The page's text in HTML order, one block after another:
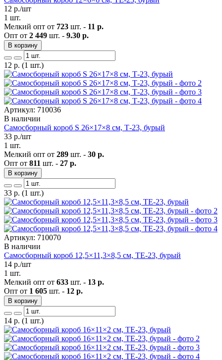
12 р./шт
1 шт.
Мелкий опт от 723 шт. - 11 р.
Опт от 2 449 шт. - 9.30 р.
В корзину
12 р. (1 шт.)
Артикул: 710036
В наличии
Самосборный короб S 26×17×8 см, Т-23, бурый
33 р./шт
1 шт.
Мелкий опт от 289 шт. - 30 р.
Опт от 811 шт. - 27 р.
В корзину
33 р. (1 шт.)
Артикул: 710070
В наличии
Самосборный короб 12,5×11,3×8,5 см, ТЕ-23, бурый
14 р./шт
1 шт.
Мелкий опт от 633 шт. - 13 р.
Опт от 1 605 шт. - 12 р.
В корзину
14 р. (1 шт.)